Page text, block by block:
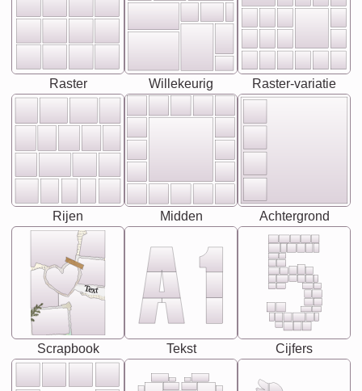
Raster Willekeurig Raster-variatie
Rijen Midden Achtergrond
Text
Scrapbook Tekst Cijfers